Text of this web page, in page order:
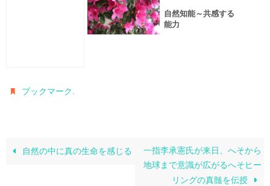
自然知能～共感する
能力
ブックマーク.
自然の中に真の生命を感じる
一指李承憲氏が来日、へそから
地球まで意識が広がるへそヒー
リングの真髄を伝授